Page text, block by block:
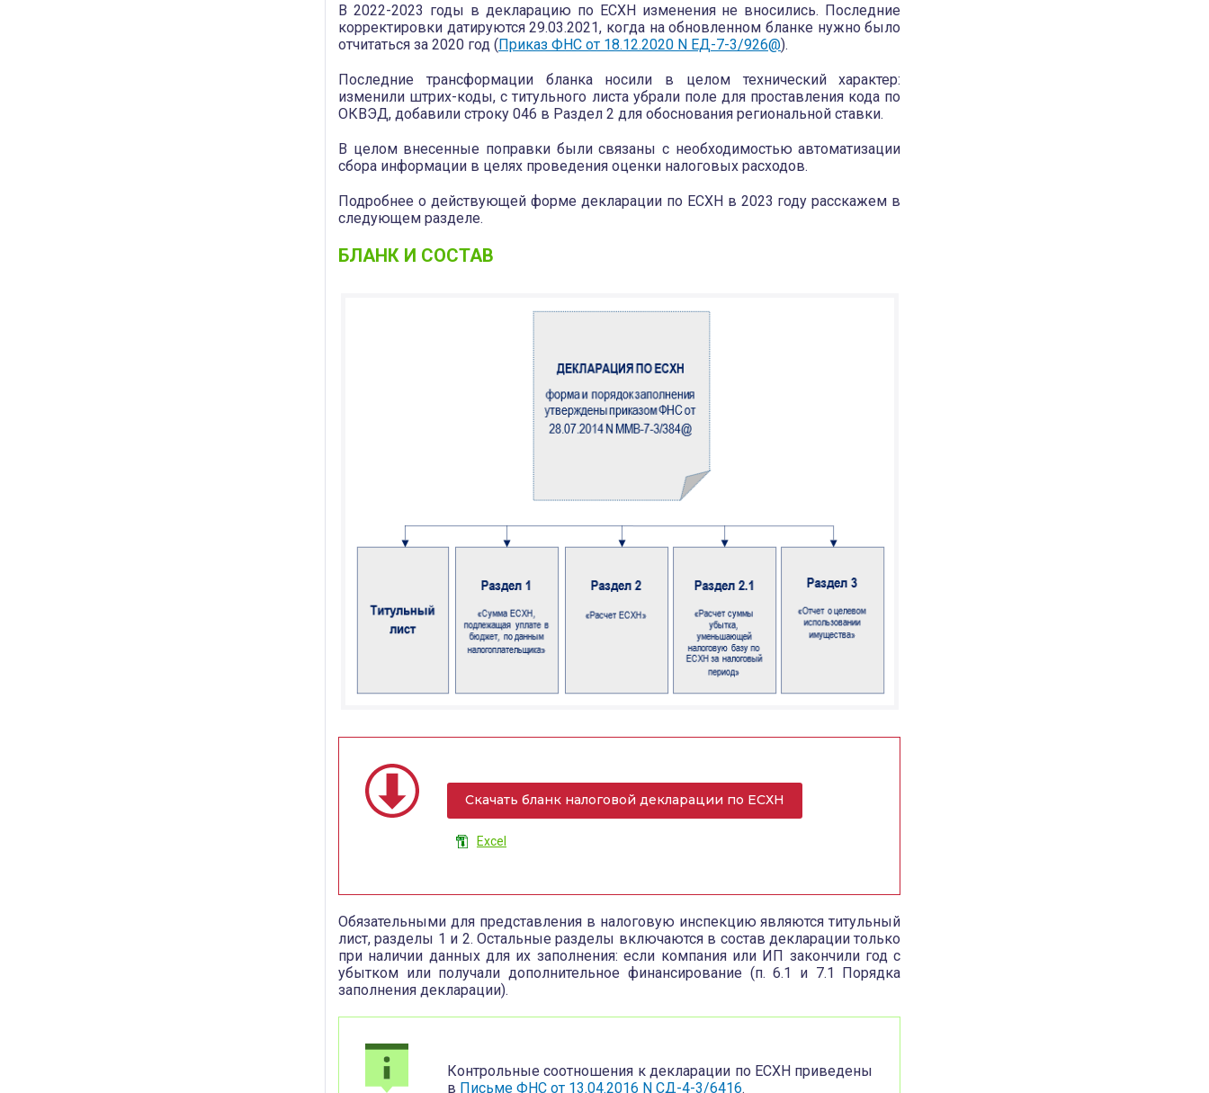
В 2022-2023 годы в декларацию по ЕСХН изменения не вносились. Последние
корректировки датируются 29.03.2021, когда на обновленном бланке нужно было
отчитаться за 2020 год (Приказ ФНС от 18.12.2020 N ЕД-7-3/926@).
Последние трансформации бланка носили в целом технический характер:
изменили штрих-коды, с титульного листа убрали поле для проставления кода по
ОКВЭД, добавили строку 046 в Раздел 2 для обоснования региональной ставки.
В целом внесенные поправки были связаны с необходимостью автоматизации
сбора информации в целях проведения оценки налоговых расходов.
Подробнее о действующей форме декларации по ЕСХН в 2023 году расскажем в
следующем разделе.
БЛАНК И СОСТАВ
Скачать бланк налоговой декларации по ЕСХН
Excel
Обязательными для представления в налоговую инспекцию являются титульный
лист, разделы 1 и 2. Остальные разделы включаются в состав декларации только
при наличии данных для их заполнения: если компания или ИП закончили год с
убытком или получали дополнительное финансирование (п. 6.1 и 7.1 Порядка
заполнения декларации).
Контрольные соотношения к декларации по ЕСХН приведены
в Письме ФНС от 13.04.2016 N СД-4-3/6416.